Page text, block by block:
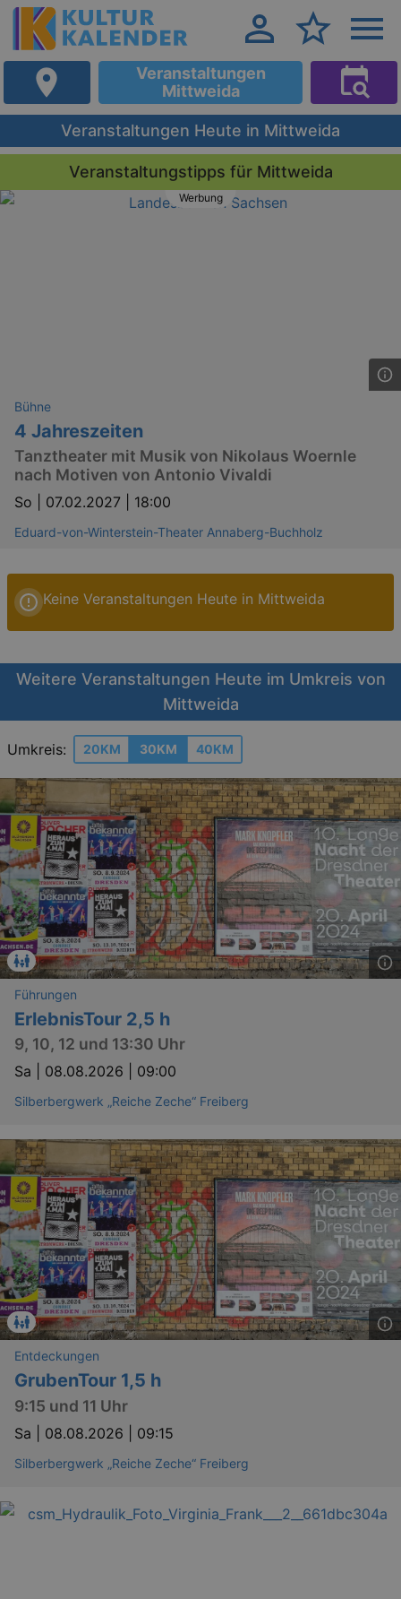
Veranstaltungen
Mittweida
Veranstaltungen Heute in Mittweida
Veranstaltungstipps für Mittweida
Werbung
Bühne
4 Jahreszeiten
Tanztheater mit Musik von Nikolaus Woernle
nach Motiven von Antonio Vivaldi
So | 07.02.2027 | 18:00
Eduard-von-Winterstein-Theater Annaberg-Buchholz
Keine Veranstaltungen Heute in Mittweida
Weitere Veranstaltungen Heute im Umkreis von
Mittweida
Umkreis: 20KM 30KM 40KM
Führungen
ErlebnisTour 2,5 h
9, 10, 12 und 13:30 Uhr
Sa | 08.08.2026 | 09:00
Silberbergwerk „Reiche Zeche“ Freiberg
Entdeckungen
GrubenTour 1,5 h
9:15 und 11 Uhr
Sa | 08.08.2026 | 09:15
Silberbergwerk „Reiche Zeche“ Freiberg